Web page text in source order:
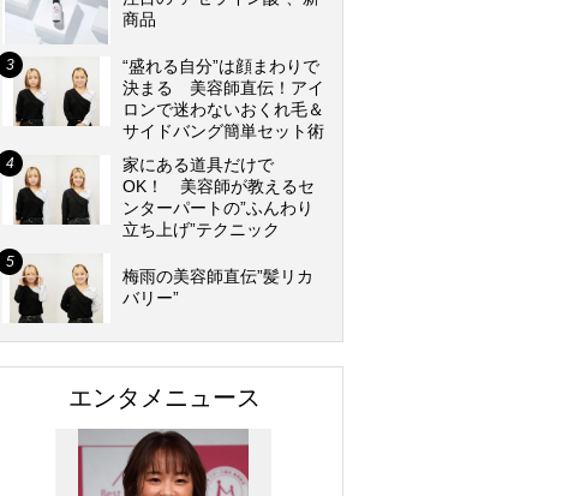
商品
“盛れる自分”は顔まわりで
決まる 美容師直伝！アイ
ロンで迷わないおくれ毛＆
サイドバング簡単セット術
家にある道具だけで
OK！ 美容師が教えるセ
ンターパートの”ふんわり
立ち上げ”テクニック
梅雨の美容師直伝”髪リカ
バリー”
エンタメニュース